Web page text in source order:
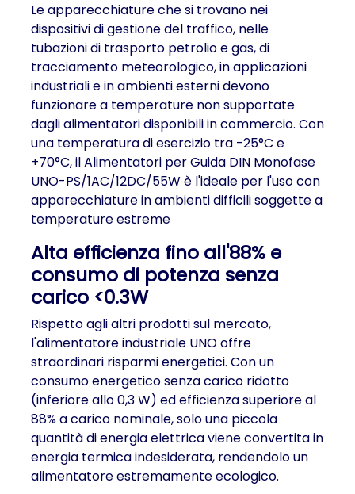
Le apparecchiature che si trovano nei
dispositivi di gestione del traffico, nelle
tubazioni di trasporto petrolio e gas, di
tracciamento meteorologico, in applicazioni
industriali e in ambienti esterni devono
funzionare a temperature non supportate
dagli alimentatori disponibili in commercio. Con
una temperatura di esercizio tra -25°C e
+70°C,il Alimentatori per Guida DIN Monofase
UNO-PS/1AC/12DC/55W è l'ideale per l'uso con
apparecchiature in ambienti difficili soggette a
temperature estreme
Alta efficienza fino all'88% e
consumo di potenza senza
carico <0.3W
Rispetto agli altri prodotti sul mercato,
l'alimentatore industriale UNO offre
straordinari risparmi energetici. Con un
consumo energetico senza carico ridotto
(inferiore allo 0,3 W) ed efficienza superiore al
88% a carico nominale, solo una piccola
quantità di energia elettrica viene convertita in
energia termica indesiderata, rendendolo un
alimentatore estremamente ecologico.